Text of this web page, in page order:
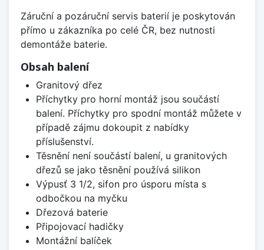
Záruční a pozáruční servis baterií je poskytován
přímo u zákazníka po celé ČR, bez nutnosti
demontáže baterie.
Obsah balení
Granitový dřez
Příchytky pro horní montáž jsou součástí
balení. Příchytky pro spodní montáž můžete v
případě zájmu dokoupit z nabídky
příslušenství.
Těsnění není součástí balení, u granitových
dřezů se jako těsnění používá silikon
Výpusť 3 1/2, sifon pro úsporu místa s
odbočkou na myčku
Dřezová baterie
Připojovací hadičky
Montážní balíček